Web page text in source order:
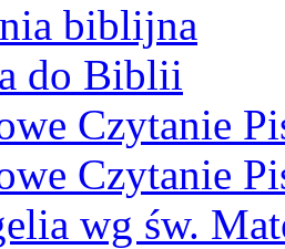
biblijna
do Biblii
Czytanie
Czytanie
wg św.